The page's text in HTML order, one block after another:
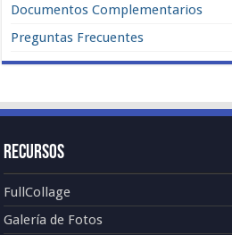
Documentos Complementarios
Preguntas Frecuentes
Recursos
FullCollage
Galería de Fotos